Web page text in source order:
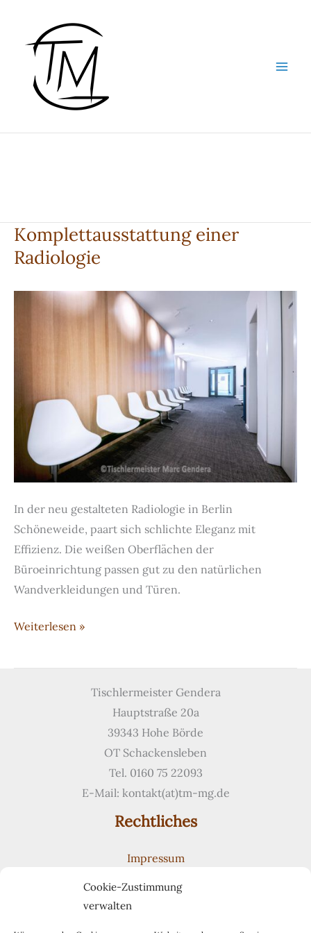
Cookie-Zustimmung
verwalten
springen
Komplettausstattung einer
Radiologie
In der neu gestalteten Radiologie in Berlin
Schöneweide, paart sich schlichte Eleganz mit
Effizienz. Die weißen Oberflächen der
Büroeinrichtung passen gut zu den natürlichen
Wandverkleidungen und Türen.
Komplettausstattung
Radiologie
Weiterlesen »
Tischlermeister Gendera
Hauptstraße 20a
39343 Hohe Börde
OT Schackensleben
Tel. 0160 75 22093
E-Mail: kontakt(at)tm-mg.de
Rechtliches
Impressum
Cookie-Richtlinie (EU)
Suchen